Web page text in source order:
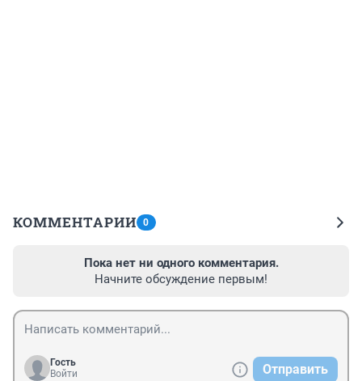
КОММЕНТАРИИ 0
Пока нет ни одного комментария.
Начните обсуждение первым!
Гость
Войти
Отправить